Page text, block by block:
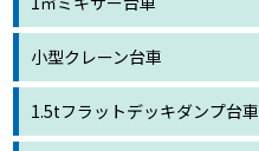
小型クレーン台車
1.5tフラットデッキダンプ台車